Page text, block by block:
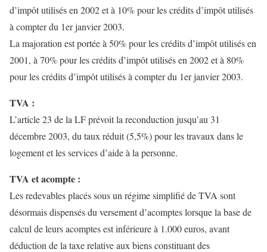
d’impôt utilisés en 2002 et à 10% pour les crédits d’impôt utilisés
à compter du 1er janvier 2003.
La majoration est portée à 50% pour les crédits d’impôt utilisés en
2001, à 70% pour les crédits d’impôt utilisés en 2002 et à 80%
pour les crédits d’impôt utilisés à compter du 1er janvier 2003.
TVA :
L’article 23 de la LF prévoit la reconduction jusqu’au 31
décembre 2003, du taux réduit (5,5%) pour les travaux dans le
logement et les services d’aide à la personne.
TVA et acompte :
Les redevables placés sous un régime simplifié de TVA sont
désormais dispensés du versement d’acomptes lorsque la base de
calcul de leurs acomptes est inférieure à 1.000 euros, avant
déduction de la taxe relative aux biens constituant des